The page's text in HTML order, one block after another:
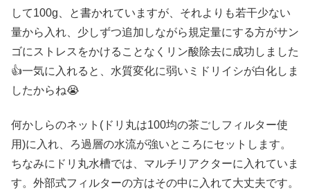
して100g、と書かれていますが、それよりも若干少ない
量から入れ、少しずつ追加しながら規定量にする方がサン
ゴにストレスをかけることなくリン酸除去に成功しました
👍一気に入れると、水質変化に弱いミドリイシが白化しま
したからね😭
何かしらのネット(ドリ丸は100均の茶ごしフィルター使
用)に入れ、ろ過層の水流が強いところにセットします。
ちなみにドリ丸水槽では、マルチリアクターに入れていま
す。外部式フィルターの方はその中に入れて大丈夫です。